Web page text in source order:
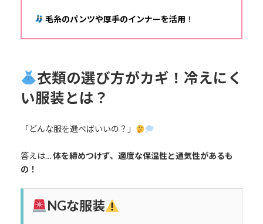
毛糸のパンツや厚手のインナーを活用 ！
衣類の選び方がカギ！冷えにく
い服装とは？
「どんな服を選べばいいの？」
答えは…体を締めつけず、適度な保温性と通気性があるも
の！
NGな服装